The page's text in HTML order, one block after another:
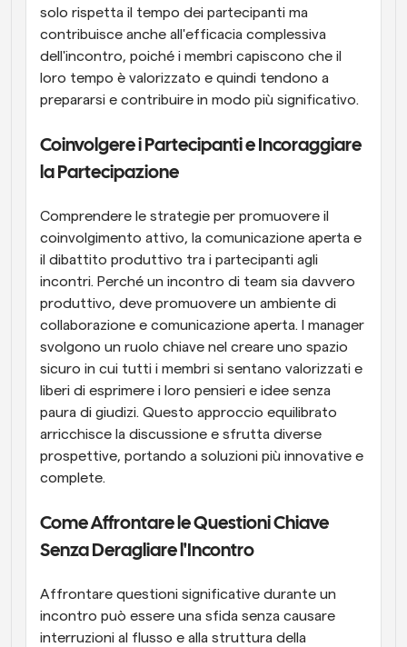
solo rispetta il tempo dei partecipanti ma
contribuisce anche all'efficacia complessiva
dell'incontro, poiché i membri capiscono che il
loro tempo è valorizzato e quindi tendono a
prepararsi e contribuire in modo più significativo.
Coinvolgere i Partecipanti e Incoraggiare
la Partecipazione
Comprendere le strategie per promuovere il
coinvolgimento attivo, la comunicazione aperta e
il dibattito produttivo tra i partecipanti agli
incontri. Perché un incontro di team sia davvero
produttivo, deve promuovere un ambiente di
collaborazione e comunicazione aperta. I manager
svolgono un ruolo chiave nel creare uno spazio
sicuro in cui tutti i membri si sentano valorizzati e
liberi di esprimere i loro pensieri e idee senza
paura di giudizi. Questo approccio equilibrato
arricchisce la discussione e sfrutta diverse
prospettive, portando a soluzioni più innovative e
complete.
Come Affrontare le Questioni Chiave
Senza Deragliare l'Incontro
Affrontare questioni significative durante un
incontro può essere una sfida senza causare
interruzioni al flusso e alla struttura della